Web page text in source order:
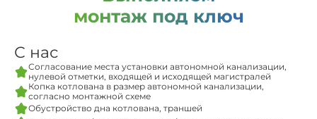
монтаж под ключ
С нас
Согласование места установки автономной канализации,
нулевой отметки, входящей и исходящей магистралей
Копка котлована в размер автономной канализации,
согласно монтажной схеме
Обустройство дна котлована, траншей